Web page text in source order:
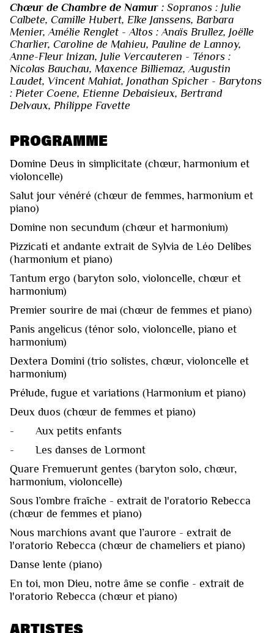
Chœur de Chambre de Namur : Sopranos : Julie
Calbete, Camille Hubert, Elke Janssens, Barbara
Menier, Amélie Renglet - Altos : Anaïs Brullez, Joëlle
Charlier, Caroline de Mahieu, Pauline de Lannoy,
Anne-Fleur Inizan, Julie Vercauteren - Ténors :
Nicolas Bauchau, Maxence Billiemaz, Augustin
Laudet, Vincent Mahiat, Jonathan Spicher - Barytons
: Pieter Coene, Etienne Debaisieux, Bertrand
Delvaux, Philippe Favette
PROGRAMME
Domine Deus in simplicitate (chœur, harmonium et
violoncelle)
Salut jour vénéré (chœur de femmes, harmonium et
piano)
Domine non secundum (chœur et harmonium)
Pizzicati et andante extrait de Sylvia de Léo Delibes
(harmonium et piano)
Tantum ergo (baryton solo, violoncelle, chœur et
harmonium)
Premier sourire de mai (chœur de femmes et piano)
Panis angelicus (ténor solo, violoncelle, piano et
harmonium)
Dextera Domini (trio solistes, chœur, violoncelle et
harmonium)
Prélude, fugue et variations (Harmonium et piano)
Deux duos (chœur de femmes et piano)
- Aux petits enfants
- Les danses de Lormont
Quare Fremuerunt gentes (baryton solo, chœur,
harmonium, violoncelle)
Sous l’ombre fraîche - extrait de l'oratorio Rebecca
(chœur de femmes et piano)
Nous marchions avant que l’aurore - extrait de
l'oratorio Rebecca (chœur de chameliers et piano)
Danse lente (piano)
En toi, mon Dieu, notre âme se confie - extrait de
l'oratorio Rebecca (chœur et piano)
ARTISTES